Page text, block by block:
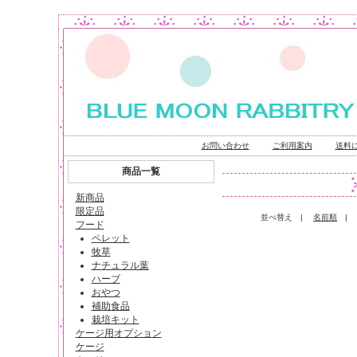
お問い合わせ ご利用案内 送料
商品一覧
新商品
限定品
フード
ペレット
牧草
ナチュラル葉
ハーブ
おやつ
補助食品
栽培キット
ケージ用オプション
ケージ
並べ替え | 名前順 |